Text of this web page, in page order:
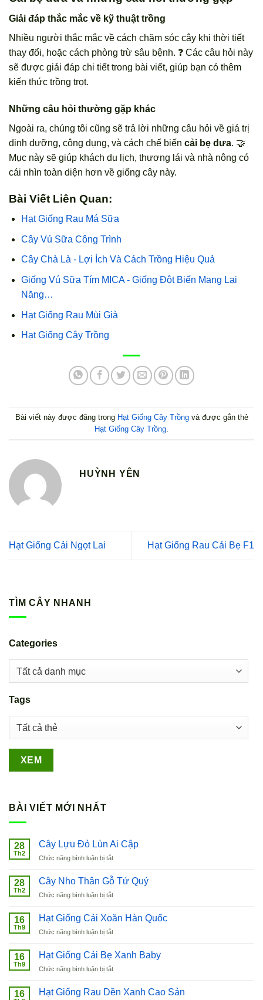
Giải đáp thắc mắc về kỹ thuật trồng
Nhiều người thắc mắc về cách chăm sóc cây khi thời tiết
thay đổi, hoặc cách phòng trừ sâu bệnh. ❓ Các câu hỏi này
sẽ được giải đáp chi tiết trong bài viết, giúp bạn có thêm
kiến thức trồng trọt.
Những câu hỏi thường gặp khác
Ngoài ra, chúng tôi cũng sẽ trả lời những câu hỏi về giá trị
dinh dưỡng, công dụng, và cách chế biến cải bẹ dưa. 🤝
Mục này sẽ giúp khách du lịch, thương lái và nhà nông có
cái nhìn toàn diện hơn về giống cây này.
Bài Viết Liên Quan:
Hạt Giống Rau Má Sữa
Cây Vú Sữa Công Trình
Cây Chà Là - Lợi Ích Và Cách Trồng Hiệu Quả
Giống Vú Sữa Tím MICA - Giống Đột Biến Mang Lại
Năng…
Hạt Giống Rau Mùi Già
Hạt Giống Cây Trồng
Bài viết này được đăng trong Hạt Giống Cây Trồngvà được gắn thẻ
Hạt Giống Cây Trồng
HUỲNH YÊN
Hạt Giống Cải Ngọt Lai Hạt Giống Rau Cải Bẹ F1
TÌM CÂY NHANH
Categories
Tags
BÀI VIẾT MỚI NHẤT
28
Th2
Cây Lựu Đỏ Lùn Ai Cập
Chức năng bình luận bị tắtở
Lựu
Lùn
Cập
28
Th2
Cây Nho Thân Gỗ Tứ Quý
Chức năng bình luận bị tắtở
Nho
Gỗ
Quý
16
Th9
Hạt Giống Cải Xoăn Hàn Quốc
Chức năng bình luận bị tắtở
Giống
Xoăn
Quốc
16
Th9
Hạt Giống Cải Bẹ Xanh Baby
Chức năng bình luận bị tắtở
Giống
16 Hạt Giống Rau Dền Xanh Cao Sản